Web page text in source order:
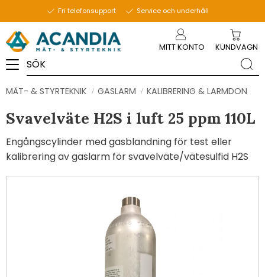
Fri telefonsupport Service och underhåll
MITT KONTO KUNDVAGN
MÄT- & STYRTEKNIK GASLARM KALIBRERING & LARMDON
Svavelväte H2S i luft 25 ppm 110L
Engångscylinder med gasblandning för test eller
kalibrering av gaslarm för svavelväte/vätesulfid H2S